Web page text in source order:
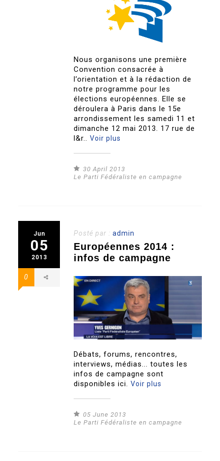
Nous organisons une première
Convention consacrée à
l’orientation et à la rédaction de
notre programme pour les
élections européennes. Elle se
déroulera à Paris dans le 15e
arrondissement les samedi 11 et
dimanche 12 mai 2013. 17 rue de
l&r..Voir plus
30 April 2013
Le Parti Fédéraliste en campagne
Jun
05
2013
0
Posté par :admin
Européennes 2014 :
infos de campagne
Débats, forums, rencontres,
interviews, médias... toutes les
infos de campagne sont
disponibles ici.Voir plus
05 June 2013
Le Parti Fédéraliste en campagne